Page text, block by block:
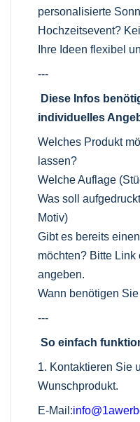
personalisierte
Hochzeitsevent?
Ihre Ideen flexibel
---
Diese Infos
individuelles
Welches Produkt
lassen?
Welche Auflage
Was soll
Motiv)
Gibt es bereits
möchten? Bitte Link
angeben.
Wann benötigen
---
So einfach
1. Kontaktieren Sie
Wunschprodukt.
E-Mail: